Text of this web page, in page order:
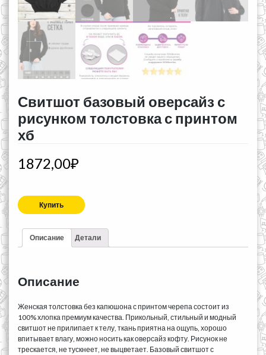
Свитшот базовый оверсайз с
рисунком толстовка с принтом
хб
1872,00₽
Купить
Описание Детали
Описание
Женская толстовка без капюшона с принтом черепа состоит из
100% хлопка премиум качества. Прикольный, стильный и модный
свитшот не прилипает к телу, ткань приятна на ощупь, хорошо
впитывает влагу, можно носить как оверсайз кофту. Рисунок не
трескается, не тускнеет, не выцветает. Базовый свитшот с